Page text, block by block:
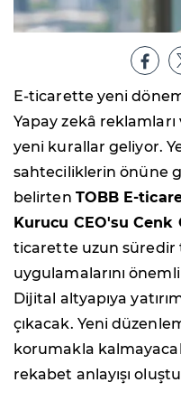
E-ticarette yeni
Yapay zekâ
yeni kurallar geliyor.
sahteciliklerin önüne
belirten TOBB E-
Kurucu CEO'su Cenk
ticarette uzun süredir
uygulamalarını
Dijital altyapıya
çıkacak. Yeni
korumakla
rekabet anlayışı